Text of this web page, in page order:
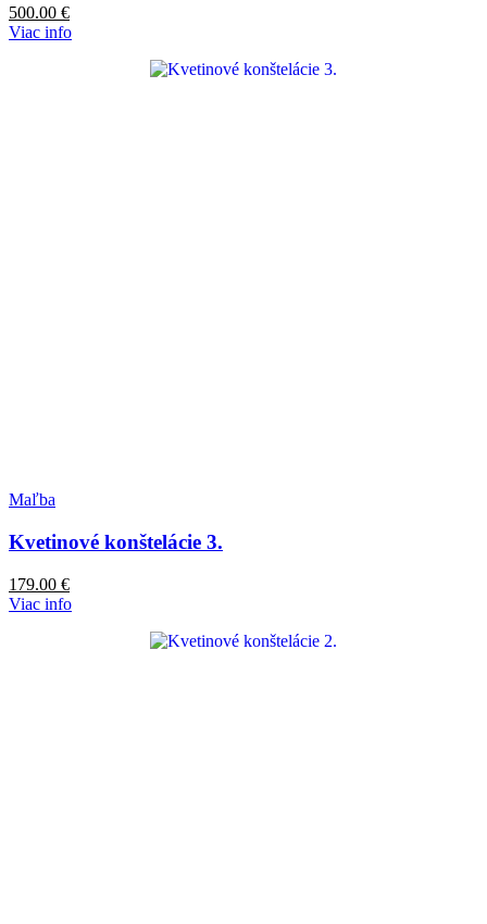
500.00 €
Viac info
Maľba
Kvetinové konštelácie 3.
179.00 €
Viac info